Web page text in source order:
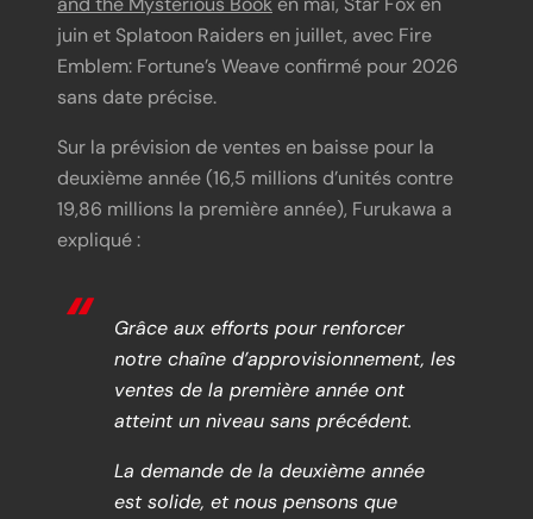
juin et Splatoon Raiders en juillet, avec Fire
Emblem: Fortune’s Weave confirmé pour 2026
sans date précise.
Sur la prévision de ventes en baisse pour la
deuxième année (16,5 millions d’unités contre
19,86 millions la première année), Furukawa a
expliqué :
Grâce aux efforts pour renforcer
notre chaîne d’approvisionnement, les
ventes de la première année ont
atteint un niveau sans précédent.
La demande de la deuxième année
est solide, et nous pensons que